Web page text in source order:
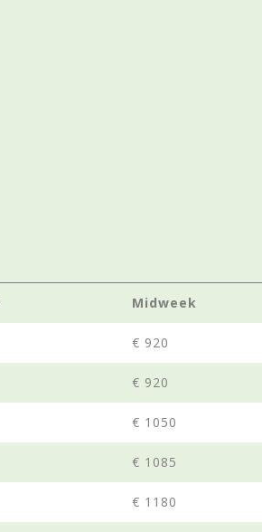
Midweek
€ 920
€ 920
€ 1050
€ 1085
€ 1180